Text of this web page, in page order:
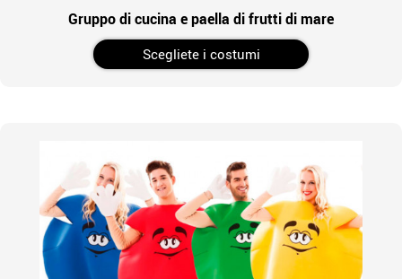
Gruppo di cucina e paella di frutti di mare
Scegliete i costumi